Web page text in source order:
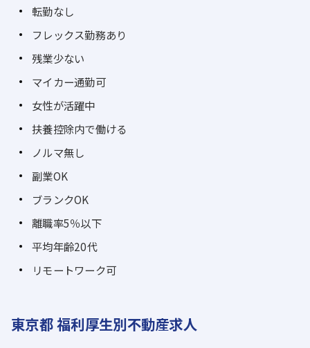
転勤なし
フレックス勤務あり
残業少ない
マイカー通勤可
女性が活躍中
扶養控除内で働ける
ノルマ無し
副業OK
ブランクOK
離職率5％以下
平均年齢20代
リモートワーク可
東京都 福利厚生別不動産求人